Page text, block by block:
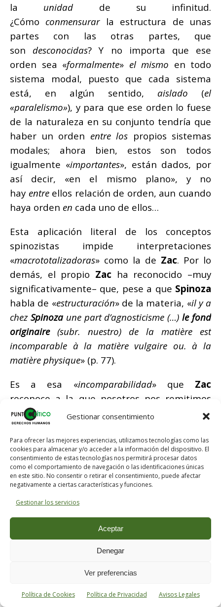
Gestionar consentimiento
Para ofrecer las mejores experiencias, utilizamos tecnologías como las
cookies para almacenar y/o acceder a la información del dispositivo. El
consentimiento de estas tecnologías nos permitirá procesar datos
como el comportamiento de navegación o las identificaciones únicas
en este sitio. No consentir o retirar el consentimiento, puede afectar
negativamente a ciertas características y funciones.
Gestionar los servicios
Aceptar
Denegar
Ver preferencias
Política de Cookies Política de Privacidad Avisos Legales
la unidad de su infinitud.
¿Cómo conmensurarla estructura de unas
partes con las otras partes, que
son desconocidas? Y no importa que ese
orden sea «formalmente» el mismo en todo
sistema modal, puesto que cada sistema
está, en algún sentido, aislado (el
«paralelismo»), y para que ese orden lo fuese
de la naturaleza en su conjunto tendría que
haber un orden entre los propios sistemas
modales; ahora bien, estos son todos
igualmente «importantes», están dados, por
así decir, «en el mismo plano», y no
hay entreellos relación de orden, aun cuando
haya orden en cada uno de ellos…
Esta aplicación literal de los conceptos
spinozistas impide interpretaciones
«macrototalizadoras» como la de Zac. Por lo
demás, el propio Zac ha reconocido –muy
significativamente– que, pese a que Spinoza
habla de «estructuración» de la materia, «il y a
chez Spinozaune part d’agnosticisme (…)le fond
originaire(subr. nuestro) de la matière est
incomparable à la matière vulgaire ou. à la
matière physique» (p. 77).
Es a esa «incomparabilidad» que Zac
reconoce a la que nosotros nos remitimos
para sostener que hay enSpinoza
un plano –
el de la Substancia infinita– que no se deja
reducir por el orden que se postula para
otros planos de consideración de la realidad.
PeroZacpretende, sin embargo, que la
unidad global existe y, según él, lo que
produce la unidad de Dios «
Zacrecurre, pues, a lavidapara conciliar la
indeterminación y pluralidad absolutas de la
Zacidentifica, de un modo
no del todo convincente, con lavida